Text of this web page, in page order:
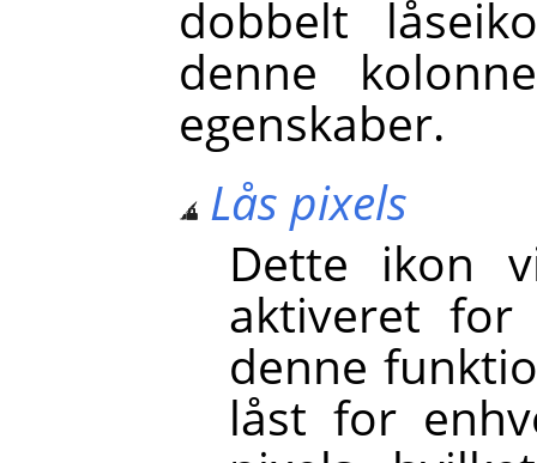
dobbelt
denne
egenskaber.
Lås pixels
Dette ikon
aktiveret for
denne
låst for